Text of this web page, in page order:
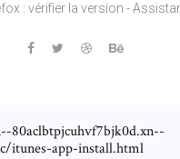
: vérifier la version -
80aclbtpjcuhvf7bjk0d.xn--
itunes-app-install.html